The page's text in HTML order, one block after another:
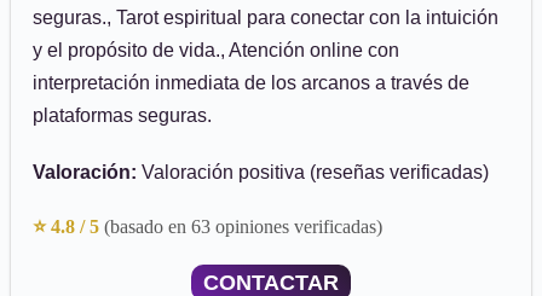
seguras., Tarot espiritual para conectar con la intuición
y el propósito de vida., Atención online con
interpretación inmediata de los arcanos a través de
plataformas seguras.
Valoración: Valoración positiva (reseñas verificadas)
⭐ 4.8 / 5 (basado en 63 opiniones verificadas)
CONTACTAR